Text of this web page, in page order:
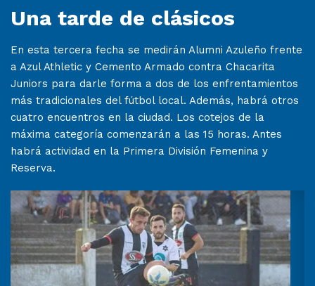
Una tarde de clásicos
En esta tercera fecha se medirán Alumni Azuleño frente
a Azul Athletic y Cemento Armado contra Chacarita
Juniors para darle forma a dos de los enfrentamientos
más tradicionales del fútbol local. Además, habrá otros
cuatro encuentros en la ciudad. Los cotejos de la
máxima categoría comenzarán a las 15 horas. Antes
habrá actividad en la Primera División Femenina y
Reserva.